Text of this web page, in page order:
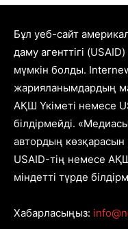
Бұл уеб-сайт
даму агенттігі
мүмкін болды.
жарияланымдардың
АҚШ Үкіметі немесе
білдірмейді.
автордың көзқарасын
USAID-тің немесе
міндетті түрде
Хабарласыңыз: